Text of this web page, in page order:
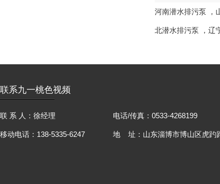
河南潜水排污泵 ，
北潜水排污泵 ， 辽
联系九一桃色视频
联 系 人：徐经理
移动电话：138-5335-6247
电话/传真：0533-4268199
地 址：山东淄博市博山区虎趵